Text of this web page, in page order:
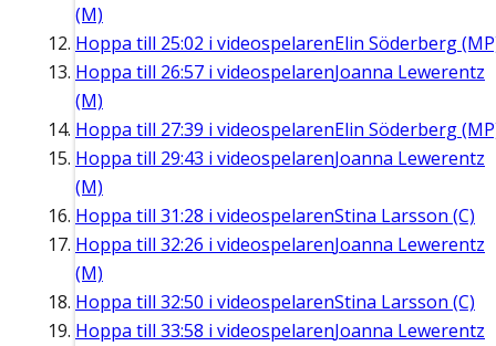
(M)
Hoppa till 25:02 i videospelarenElin Söderberg
Hoppa till 26:57 i videospelarenJoanna Lewerentz
(M)
Hoppa till 27:39 i videospelarenElin Söderberg
Hoppa till 29:43 i videospelarenJoanna Lewerentz
(M)
Hoppa till 31:28 i videospelarenStina Larsson (C)
Hoppa till 32:26 i videospelarenJoanna Lewerentz
(M)
Hoppa till 32:50 i videospelarenStina Larsson (C)
Hoppa till 33:58 i videospelarenJoanna Lewerentz